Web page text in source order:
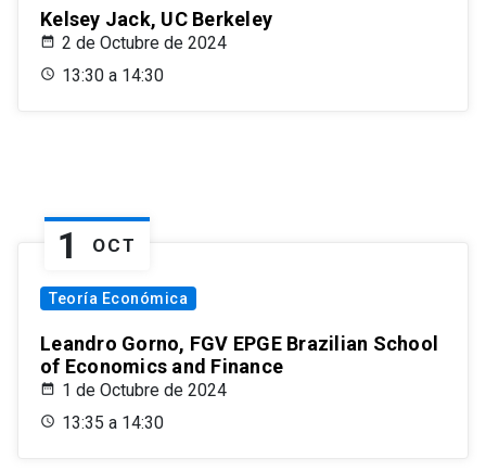
Kelsey Jack, UC Berkeley
2 de Octubre de 2024
13:30 a 14:30
1 OCT
Teoría Económica
Leandro Gorno, FGV EPGE Brazilian School
of Economics and Finance
1 de Octubre de 2024
13:35 a 14:30